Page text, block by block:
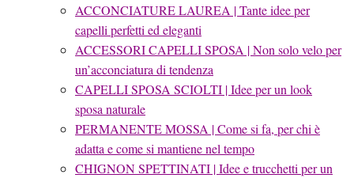
ACCONCIATURE LAUREA | Tante idee per
capelli perfetti ed eleganti
ACCESSORI CAPELLI SPOSA | Non solo velo per
un’acconciatura di tendenza
CAPELLI SPOSA SCIOLTI | Idee per un look
sposa naturale
PERMANENTE MOSSA | Come si fa, per chi è
adatta e come si mantiene nel tempo
CHIGNON SPETTINATI | Idee e trucchetti per un